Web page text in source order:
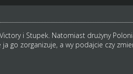
i Stupek. Natomiast drużyny
go zorganizuje, a wy podajcie czy